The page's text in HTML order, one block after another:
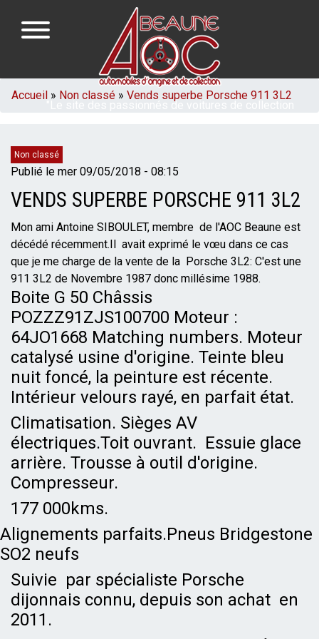
contenu
"Le site des passionnés de voitures de collection
NAVIGATION
FIL
Accueil Non classé Vends superbe Porsche 911 3L2
Catégories
Non classé
Publié le mer 09/05/2018 - 08:15
VENDS SUPERBE PORSCHE 911 3L2
Mon ami Antoine SIBOULET, membre de l'AOC Beaune est
décédé récemment.Il avait exprimé le vœu dans ce cas
que je me charge de la vente de la Porsche 3L2: C'est une
911 3L2 de Novembre 1987 donc millésime 1988.
Boite G 50 Châssis
POZZZ91ZJS100700 Moteur :
64JO1668 Matching numbers. Moteur
catalysé usine d'origine. Teinte bleu
nuit foncé, la peinture est récente.
Intérieur velours rayé, en parfait état.
Climatisation. Sièges AV
électriques.Toit ouvrant. Essuie glace
arrière. Trousse à outil d'origine.
Compresseur.
177 000kms.
Alignements parfaits.Pneus Bridgestone
SO2 neufs
Suivie par spécialiste Porsche
dijonnais connu, depuis son achat en
2011.